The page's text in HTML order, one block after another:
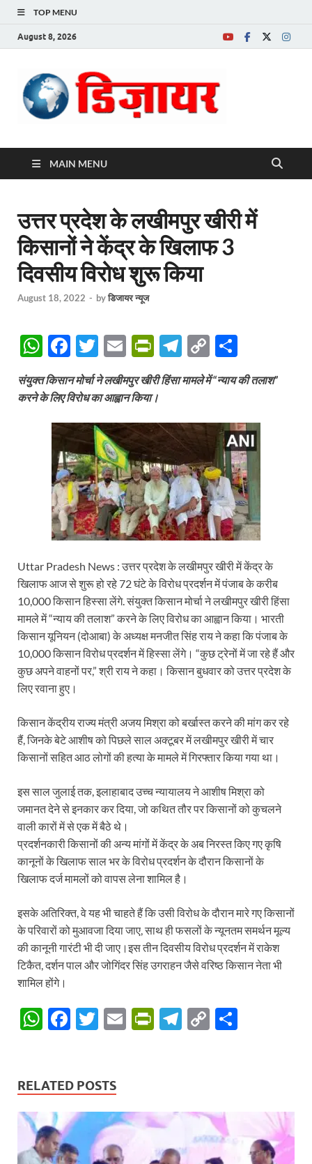
TOP MENU
August 8, 2026
MAIN MENU
उत्तर प्रदेश के लखीमपुर खीरी में
किसानों ने केंद्र के खिलाफ 3
दिवसीय विरोध शुरू किया
August 18, 2022 - byडिजायर न्यूज
W
h
at
A
p
p
F
ac
e
o
o
k
T
w
itt
E
ail
P
ri
nt
ie
n
dl
y
T
e
a
m
C
o
p
Li
n
k
h
ar
संयुक्त किसान मोर्चा ने लखीमपुर खीरी हिंसा मामले में “न्याय की तलाश”
करने के लिए विरोध का आह्वान किया।
Uttar Pradesh News : उत्तर प्रदेश के लखीमपुर खीरी में केंद्र के
खिलाफ आज से शुरू हो रहे 72 घंटे के विरोध प्रदर्शन में पंजाब के करीब
10,000 किसान हिस्सा लेंगे. संयुक्त किसान मोर्चा ने लखीमपुर खीरी हिंसा
मामले में “न्याय की तलाश” करने के लिए विरोध का आह्वान किया। भारती
किसान यूनियन (दोआबा) के अध्यक्ष मनजीत सिंह राय ने कहा कि पंजाब के
10,000 किसान विरोध प्रदर्शन में हिस्सा लेंगे। “कुछ ट्रेनों में जा रहे हैं और
कुछ अपने वाहनों पर,” श्री राय ने कहा। किसान बुधवार को उत्तर प्रदेश के
लिए रवाना हुए।
किसान केंद्रीय राज्य मंत्री अजय मिश्रा को बर्खास्त करने की मांग कर रहे
हैं, जिनके बेटे आशीष को पिछले साल अक्टूबर में लखीमपुर खीरी में चार
किसानों सहित आठ लोगों की हत्या के मामले में गिरफ्तार किया गया था।
इस साल जुलाई तक, इलाहाबाद उच्च न्यायालय ने आशीष मिश्रा को
जमानत देने से इनकार कर दिया, जो कथित तौर पर किसानों को कुचलने
वाली कारों में से एक में बैठे थे।
प्रदर्शनकारी किसानों की अन्य मांगों में केंद्र के अब निरस्त किए गए कृषि
कानूनों के खिलाफ साल भर के विरोध प्रदर्शन के दौरान किसानों के
खिलाफ दर्ज मामलों को वापस लेना शामिल है।
इसके अतिरिक्त, वे यह भी चाहते हैं कि उसी विरोध के दौरान मारे गए किसानों
के परिवारों को मुआवजा दिया जाए, साथ ही फसलों के न्यूनतम समर्थन मूल्य
की कानूनी गारंटी भी दी जाए।इस तीन दिवसीय विरोध प्रदर्शन में राकेश
टिकैत, दर्शन पाल और जोगिंदर सिंह उगराहन जैसे वरिष्ठ किसान नेता भी
शामिल होंगे।
W
s
A
p
p
F
b
o
o
k
T
er
E
P
ie
n
dl
T
a
m
C
Li
n
k
RELATED POSTS